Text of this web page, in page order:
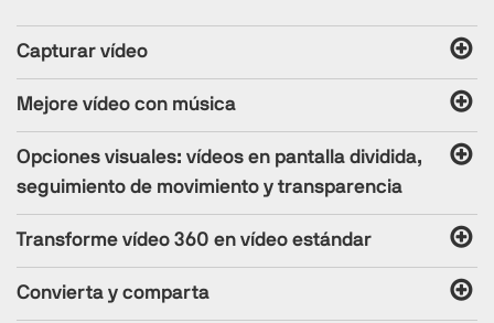
Capturar vídeo
Mejore vídeo con música
Opciones visuales: vídeos en pantalla dividida,
seguimiento de movimiento y transparencia
Transforme vídeo 360 en vídeo estándar
Convierta y comparta